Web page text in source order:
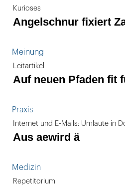
Kurioses
Angelschnur fixiert
Meinung
Leitartikel
Auf neuen Pfaden fit
Praxis
Internet und E-Mails: Umlaute in
Aus aewird ä
Medizin
Repetitorium